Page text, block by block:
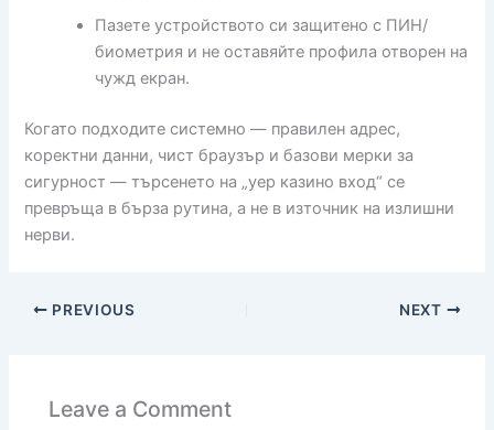
Пазете устройството си защитено с ПИН/
биометрия и не оставяйте профила отворен на
чужд екран.
Когато подходите системно — правилен адрес,
коректни данни, чист браузър и базови мерки за
сигурност — търсенето на „yep казино вход“ се
превръща в бърза рутина, а не в източник на излишни
нерви.
PREVIOUS NEXT
Leave a Comment